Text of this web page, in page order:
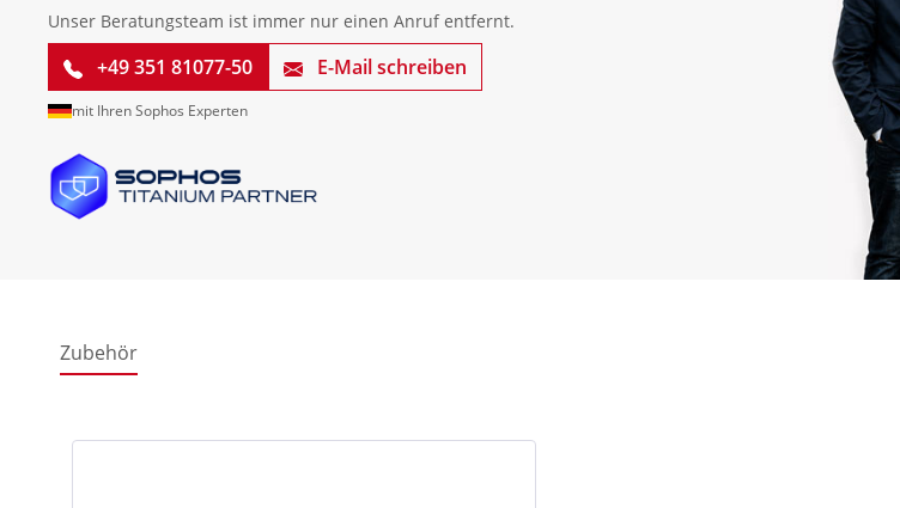
Unser Beratungsteam ist immer nur einen Anruf entfernt.
+49 351 81077-50 E-Mail schreiben
mit Ihren Sophos Experten
Zubehör